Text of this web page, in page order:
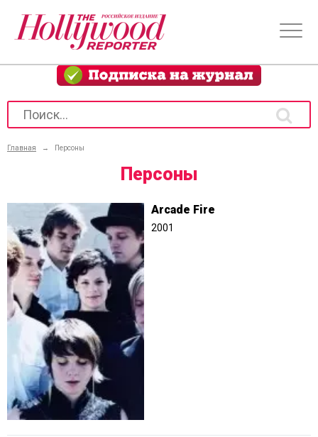
Главная → Персоны
Персоны
Arcade Fire
2001